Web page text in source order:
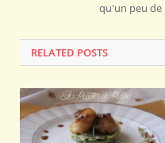
qu'un peu de
RELATED POSTS